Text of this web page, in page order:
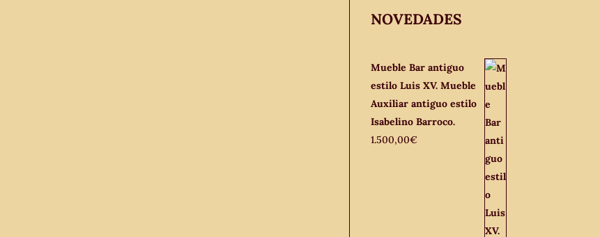
NOVEDADES
Mueble Bar antiguo
estilo Luis XV. Mueble
Auxiliar antiguo estilo
Isabelino Barroco.
1.500,00€